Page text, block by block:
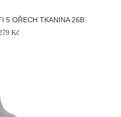
5 OŘECH TKANINA 26B
Kč